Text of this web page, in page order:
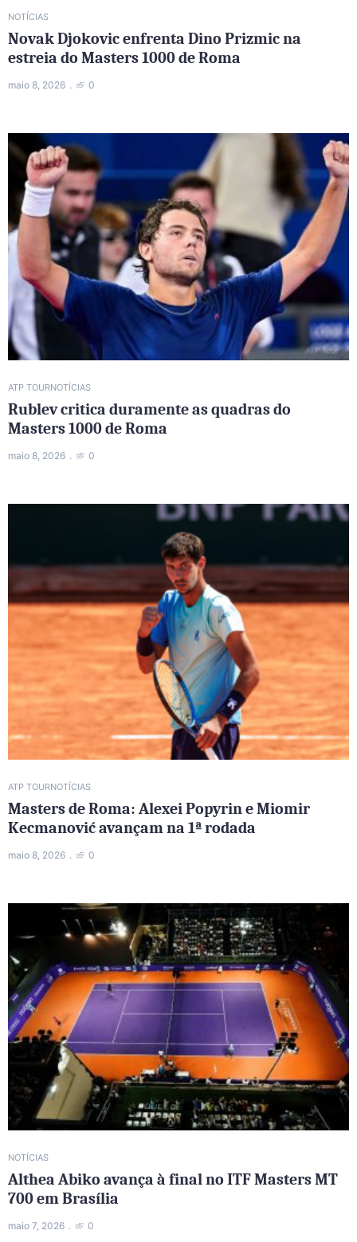
NOTÍCIAS
Novak Djokovic enfrenta Dino Prizmic na
estreia do Masters 1000 de Roma
maio 8, 2026 0
ATP TOURNOTÍCIAS
Rublev critica duramente as quadras do
Masters 1000 de Roma
maio 8, 2026 0
ATP TOURNOTÍCIAS
Masters de Roma: Alexei Popyrin e Miomir
Kecmanović avançam na 1ª rodada
maio 8, 2026 0
NOTÍCIAS
Althea Abiko avança à final no ITF Masters MT
700 em Brasília
maio 7, 2026 0